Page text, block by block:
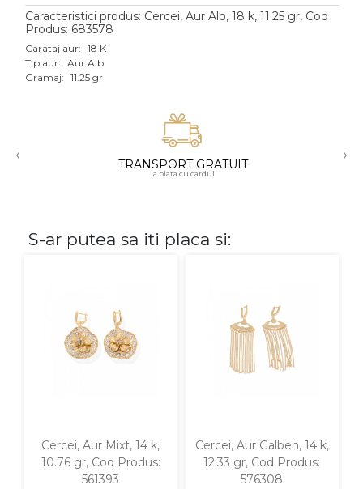
Aur roz
Aur mixt
18K
Diamante
Caracteristici produs: Cercei, Aur Alb, 18 k, 11.25 gr, Cod
Produs: 683578
Carataj aur: 18 K
Tip aur: Aur Alb
Gramaj: 11.25 gr
‹ TRANSPORT GRATUIT
la plata cu cardul
›
S-ar putea sa iti placa si:
Cercei, Aur Mixt, 14 k,
10.76 gr, Cod Produs:
561393
Cercei, Aur Galben, 14 k,
12.33 gr, Cod Produs:
576308